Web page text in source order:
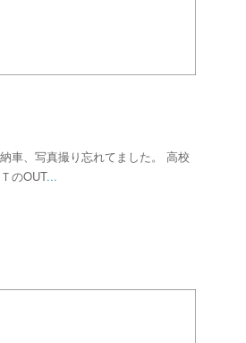
車、写真撮り忘れてました。 高校
のOUT...